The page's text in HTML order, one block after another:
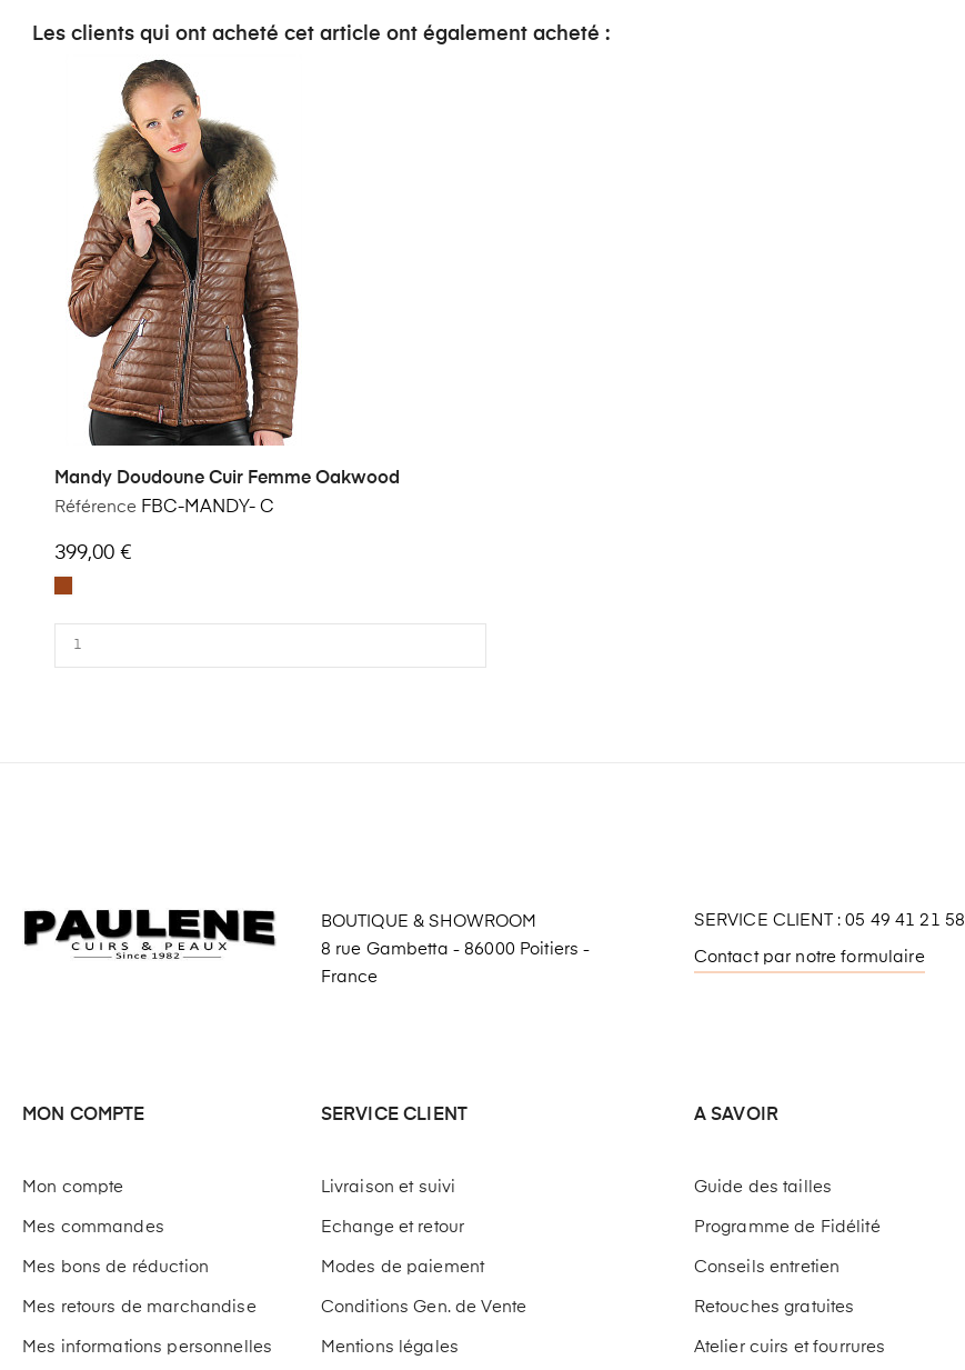
Les clients qui ont acheté cet article ont également acheté :
Mandy Doudoune Cuir Femme Oakwood
Référence FBC-MANDY- C
399,00 €
BOUTIQUE & SHOWROOM
8 rue Gambetta - 86000 Poitiers -
France
SERVICE CLIENT : 05 49 41 21 58
Contact par notre formulaire
MON COMPTE
Mon compte
Mes commandes
Mes bons de réduction
Mes retours de marchandise
Mes informations personnelles
SERVICE CLIENT
Livraison et suivi
Echange et retour
Modes de paiement
Conditions Gen. de Vente
Mentions légales
A SAVOIR
Guide des tailles
Programme de Fidélité
Conseils entretien
Retouches gratuites
Atelier cuirs et fourrures